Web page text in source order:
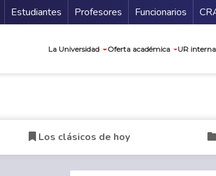
Estudiantes Profesores Funcionarios
La Universidad Oferta académica UR
Los clásicos de hoy